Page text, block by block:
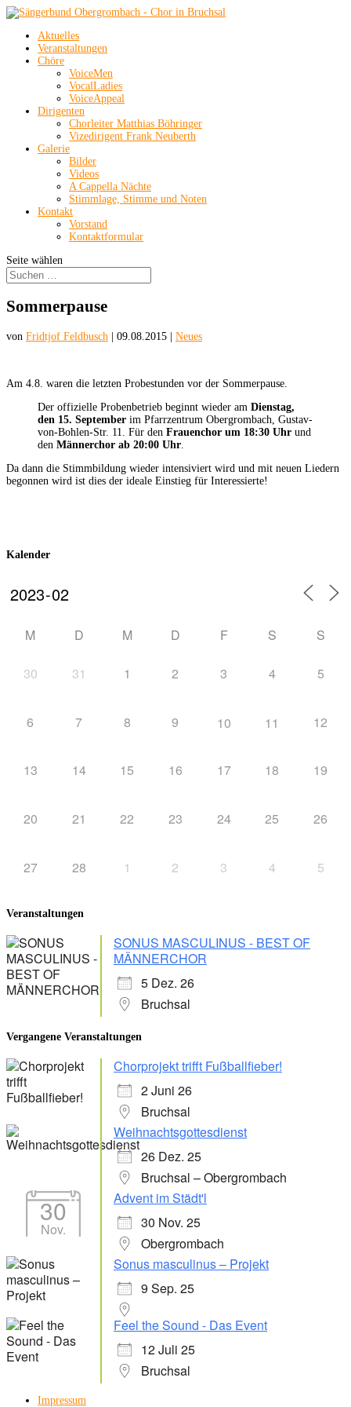
Aktuelles
Veranstaltungen
Chöre
VoiceMen
VocalLadies
VoiceAppeal
Dirigenten
Chorleiter Matthias Böhringer
Vizedirigent Frank Neuberth
Galerie
Bilder
Videos
A Cappella Nächte
Stimmlage, Stimme und Noten
Kontakt
Vorstand
Kontaktformular
Seite wählen
Sommerpause
von Fridtjof Feldbusch 09.08.2015 Neues
Am 4.8. waren die letzten Probestunden vor der Sommerpause.
Der offizielle Probenbetrieb beginnt wieder am Dienstag,
den 15. September im Pfarrzentrum Obergrombach, Gustav-
von-Bohlen-Str. 11. Für den Frauenchor um 18:30 Uhr und
den Männerchor ab 20:00 Uhr
Da dann die Stimmbildung wieder intensiviert wird und mit neuen Liedern
begonnen wird ist dies der ideale Einstieg für Interessierte!
Kalender
M D M D F S S
30 31 1 2 3 4 5
6 7 8 9 10 11 12
13 14 15 16 17 18 19
20 21 22 23 24 25 26
27 28 1 2 3 4 5
Veranstaltungen
SONUS MASCULINUS - BEST OF
MÄNNERCHOR
5 Dez. 26
Bruchsal
Vergangene Veranstaltungen
Chorprojekt trifft Fußballfieber!
2 Juni 26
Bruchsal
Weihnachtsgottesdienst
26 Dez. 25
Bruchsal – Obergrombach
30
Nov.
Advent im Städt'l
30 Nov. 25
Obergrombach
Sonus masculinus – Projekt
9 Sep. 25
Feel the Sound - Das Event
12 Juli 25
Bruchsal
Impressum